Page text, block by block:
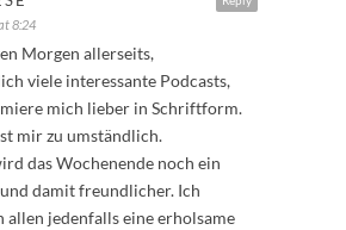
8:24
Morgen allerseits,
viele interessante Podcasts,
mich lieber in Schriftform.
mir zu umständlich.
das Wochenende noch ein
damit freundlicher. Ich
allen jedenfalls eine erholsame